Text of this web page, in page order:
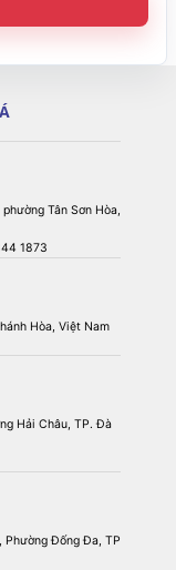
Tân Sơn Hòa,
1873
Hòa, Việt Nam
Hải Châu, TP. Đà
Phường Đống Đa, TP